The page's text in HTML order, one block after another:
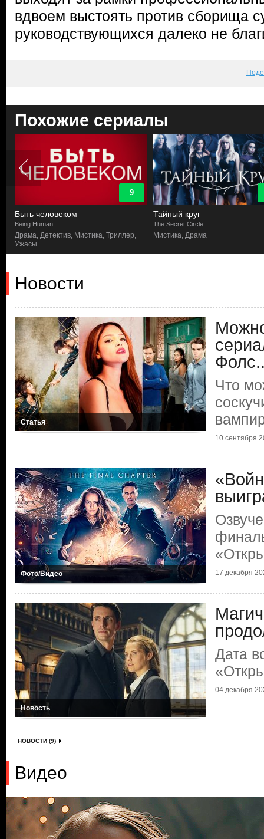
вдвоем выстоять против сборища
руководствующихся далеко не
Похожие сериалы
9
Быть человеком
Being Human
Драма, Детектив, Мистика, Триллер,
Ужасы
Тайный круг
The Secret Circle
Мистика, Драма
Новости
Статья
Что
10 сентября
Фото/Видео 17 декабря
Новость
Дата
04 декабря
НОВОСТИ (9)
Видео